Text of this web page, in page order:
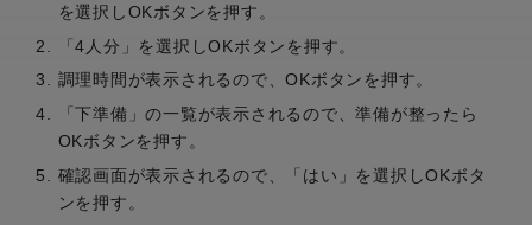
を選択しOKボタンを押す。
「4人分」を選択しOKボタンを押す。
調理時間が表示されるので、OKボタンを押す。
「下準備」の一覧が表示されるので、準備が整ったら
OKボタンを押す。
確認画面が表示されるので、「はい」を選択しOKボタ
ンを押す。